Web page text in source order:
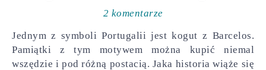
2 komentarze
Jednym z symboli Portugalii jest kogut z Barcelos.
Pamiątki z tym motywem można kupić niemal
wszędzie i pod różną postacią. Jaka historia wiąże się